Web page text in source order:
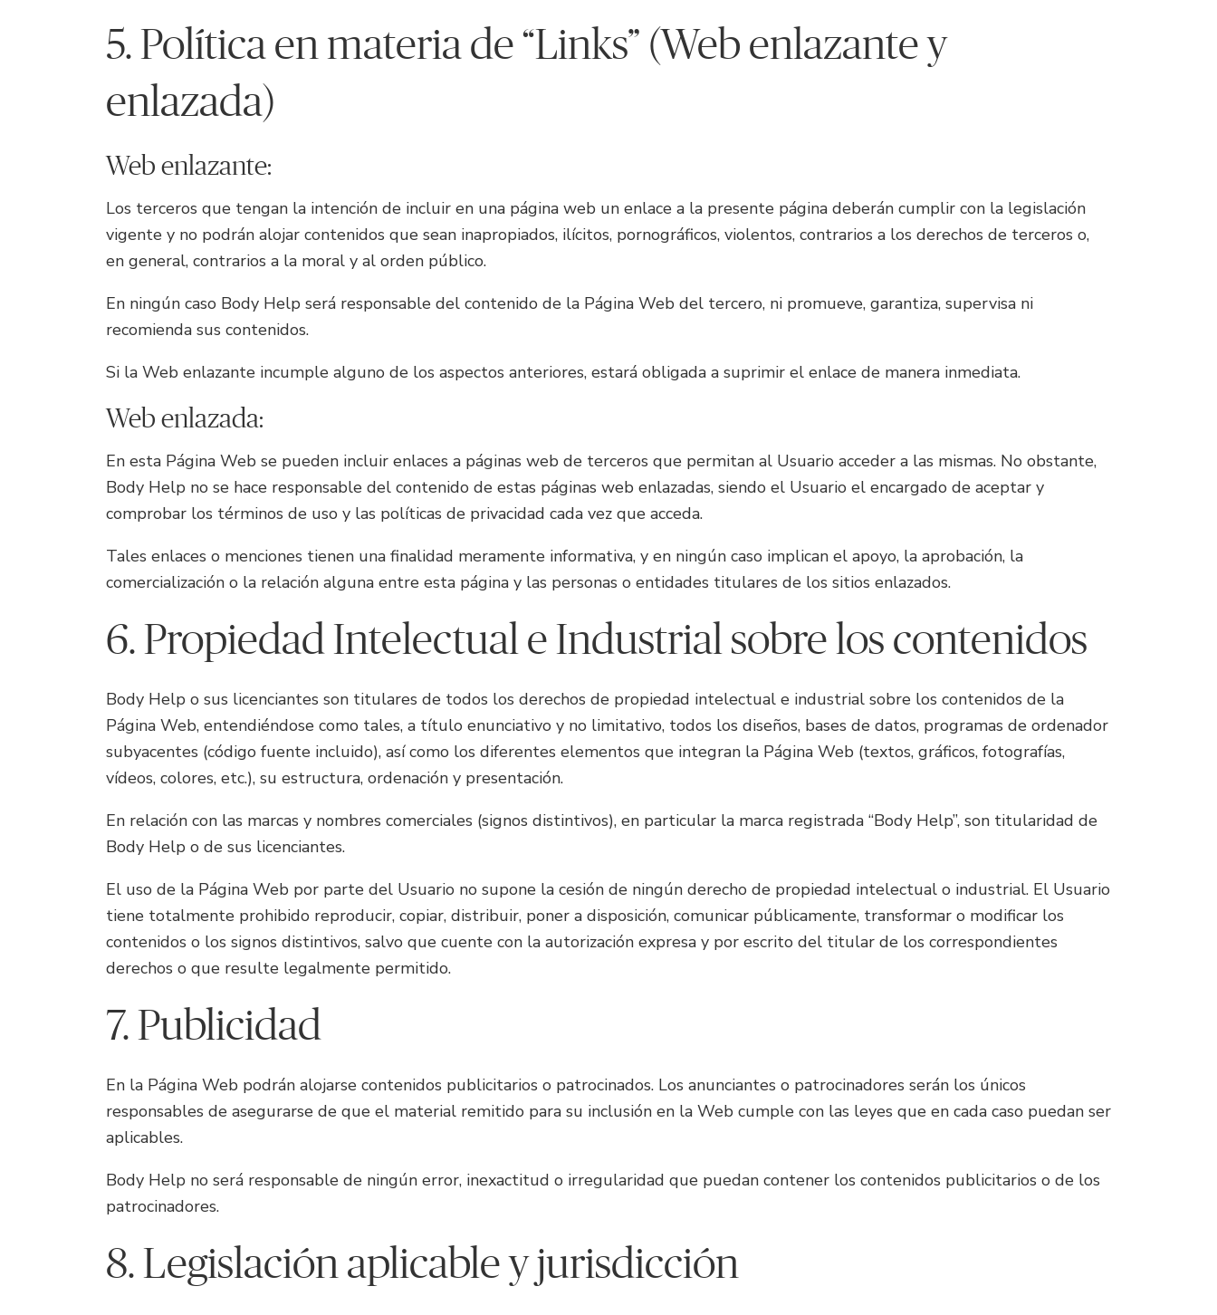
5. Política en materia de “Links” (Web enlazante y
enlazada)
Web enlazante:
Los terceros que tengan la intención de incluir en una página web un enlace a la presente página deberán cumplir con la legislación
vigente y no podrán alojar contenidos que sean inapropiados, ilícitos, pornográficos, violentos, contrarios a los derechos de terceros o,
en general, contrarios a la moral y al orden público.
En ningún caso Body Help será responsable del contenido de la Página Web del tercero, ni promueve, garantiza, supervisa ni
recomienda sus contenidos.
Si la Web enlazante incumple alguno de los aspectos anteriores, estará obligada a suprimir el enlace de manera inmediata.
Web enlazada:
En esta Página Web se pueden incluir enlaces a páginas web de terceros que permitan al Usuario acceder a las mismas. No obstante,
Body Help no se hace responsable del contenido de estas páginas web enlazadas, siendo el Usuario el encargado de aceptar y
comprobar los términos de uso y las políticas de privacidad cada vez que acceda.
Tales enlaces o menciones tienen una finalidad meramente informativa, y en ningún caso implican el apoyo, la aprobación, la
comercialización o la relación alguna entre esta página y las personas o entidades titulares de los sitios enlazados.
6. Propiedad Intelectual e Industrial sobre los contenidos
Body Help o sus licenciantes son titulares de todos los derechos de propiedad intelectual e industrial sobre los contenidos de la
Página Web, entendiéndose como tales, a título enunciativo y no limitativo, todos los diseños, bases de datos, programas de ordenador
subyacentes (código fuente incluido), así como los diferentes elementos que integran la Página Web (textos, gráficos, fotografías,
vídeos, colores, etc.), su estructura, ordenación y presentación.
En relación con las marcas y nombres comerciales (signos distintivos), en particular la marca registrada “Body Help”, son titularidad de
Body Help o de sus licenciantes.
El uso de la Página Web por parte del Usuario no supone la cesión de ningún derecho de propiedad intelectual o industrial. El Usuario
tiene totalmente prohibido reproducir, copiar, distribuir, poner a disposición, comunicar públicamente, transformar o modificar los
contenidos o los signos distintivos, salvo que cuente con la autorización expresa y por escrito del titular de los correspondientes
derechos o que resulte legalmente permitido.
7. Publicidad
En la Página Web podrán alojarse contenidos publicitarios o patrocinados. Los anunciantes o patrocinadores serán los únicos
responsables de asegurarse de que el material remitido para su inclusión en la Web cumple con las leyes que en cada caso puedan ser
aplicables.
Body Help no será responsable de ningún error, inexactitud o irregularidad que puedan contener los contenidos publicitarios o de los
patrocinadores.
8. Legislación aplicable y jurisdicción